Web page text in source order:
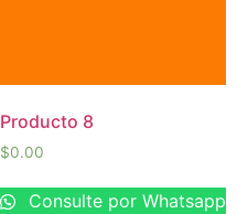
Producto 8
$0.00
Consulte por Whatsapp